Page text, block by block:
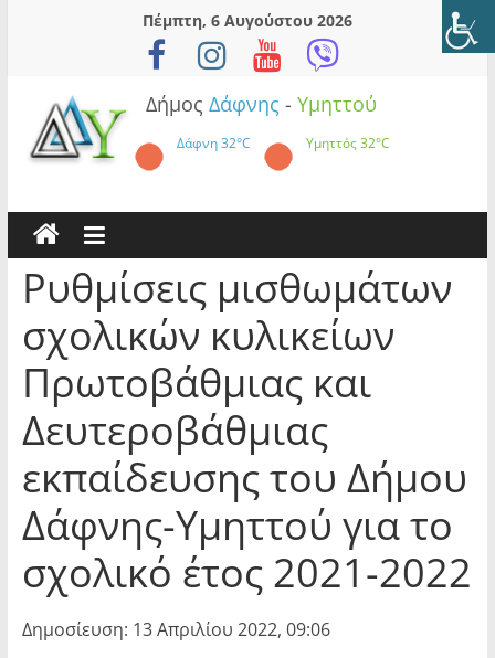
Πέμπτη, 6 Αυγούστου 2026
Δήμος Δάφνης - Υμηττού
Δάφνη32°C Υμηττός32°C
Ρυθμίσεις μισθωμάτων
σχολικών κυλικείων
Πρωτοβάθμιας και
Δευτεροβάθμιας
εκπαίδευσης του Δήμου
Δάφνης-Υμηττού για το
σχολικό έτος 2021-2022
Δημοσίευση: 13 Απριλίου 2022, 09:06